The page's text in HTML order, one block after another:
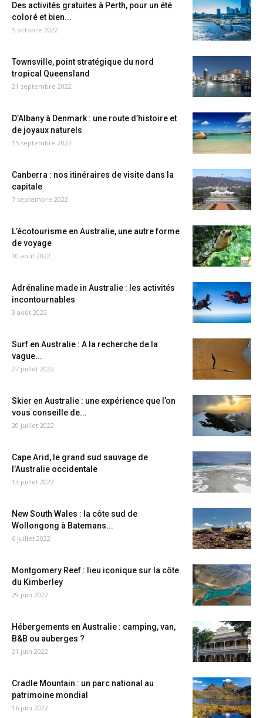
Des activités gratuites à Perth, pour un été
coloré et bien...
5 octobre 2022
Townsville, point stratégique du nord
tropical Queensland
21 septembre 2022
D’Albany à Denmark : une route d’histoire et
de joyaux naturels
15 septembre 2022
Canberra : nos itinéraires de visite dans la
capitale
7 septembre 2022
L’écotourisme en Australie, une autre forme
de voyage
10 août 2022
Adrénaline made in Australie : les activités
incontournables
3 août 2022
Surf en Australie : A la recherche de la
vague...
27 juillet 2022
Skier en Australie : une expérience que l’on
vous conseille de...
20 juillet 2022
Cape Arid, le grand sud sauvage de
l’Australie occidentale
13 juillet 2022
New South Wales : la côte sud de
Wollongong à Batemans...
6 juillet 2022
Montgomery Reef : lieu iconique sur la côte
du Kimberley
29 juin 2022
Hébergements en Australie : camping, van,
B&B ou auberges ?
21 juin 2022
Cradle Mountain : un parc national au
patrimoine mondial
16 juin 2022